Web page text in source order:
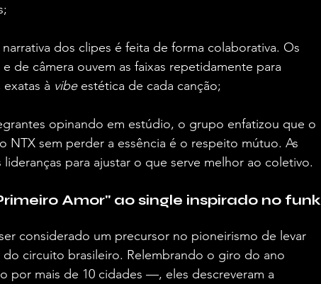
dos clipes é feita de forma colaborativa. Os
de câmera ouvem as faixas repetidamente para
à vibe estética de cada canção;
opinando em estúdio, o grupo enfatizou que o
NTX sem perder a essência é o respeito mútuo. As
para ajustar o que serve melhor ao coletivo.
Amor" ao single inspirado no funk
considerado um precursor no pioneirismo de levar
circuito brasileiro. Relembrando o giro do ano
por mais de 10 cidades —, eles descreveram a